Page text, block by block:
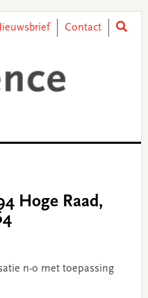
Contact
Hoge Raad,
n-o met toepassing